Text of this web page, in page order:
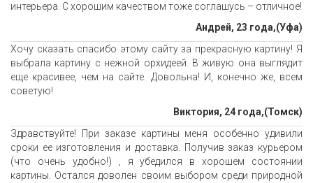
интерьера. С хорошим качеством тоже соглашусь – отличное!
Андрей, 23 года,(Уфа)
Хочу сказать спасибо этому сайту за прекрасную картину! Я
выбрала картину с нежной орхидеей. В живую она выглядит
еще красивее, чем на сайте. Довольна! И, конечно же, всем
советую!
Виктория, 24 года,(Томск)
Здравствуйте! При заказе картины меня особенно удивили
сроки ее изготовления и доставка. Получив заказ курьером
(что очень удобно!) , я убедился в хорошем состоянии
картины. Остался доволен своим выбором среди природной